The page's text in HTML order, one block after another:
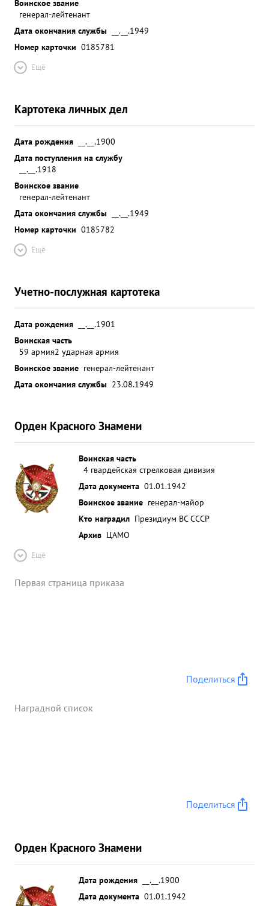
Воинское звание
генерал-лейтенант
Дата окончания службы
__.__.1949
Номер карточки 0185781
Ещё
Картотека личных дел
Дата рождения
__.__.1900
Дата поступления на службу
__.__.1918
Воинское звание
генерал-лейтенант
Дата окончания службы
__.__.1949
Номер карточки 0185782
Ещё
Учетно-послужная картотека
Дата рождения
__.__.1901
Воинская часть
59 армия2 ударная армия
Воинское звание генерал-лейтенант
Дата окончания службы 23.08.1949
Орден Красного Знамени
Воинская часть
4 гвардейская стрелковая дивизия
Дата документа 01.01.1942
Воинское звание генерал-майор
Кто наградил Президиум ВС СССР
Архив ЦАМО
Ещё
Первая страница приказа
Поделиться
Наградной список
Поделиться
Орден Красного Знамени
Дата рождения
__.__.1900
Дата документа 01.01.1942